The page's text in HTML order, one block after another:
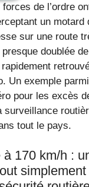
de l’ordre
un motard
sur une route
doublée
Un exemple
pour les excès
surveillance
tout le pays.
à 170 km/h :